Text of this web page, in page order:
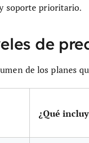
soporte prioritario.
de
de los planes
¿Qué